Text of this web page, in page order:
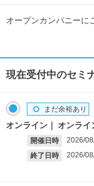
オープンカンパニーに
現在受付中のセミ
オンライン オンライ
開催日時 2026/
終了日時
2026/
まだ余裕あり